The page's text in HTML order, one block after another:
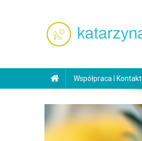
Współpraca I Kontakt